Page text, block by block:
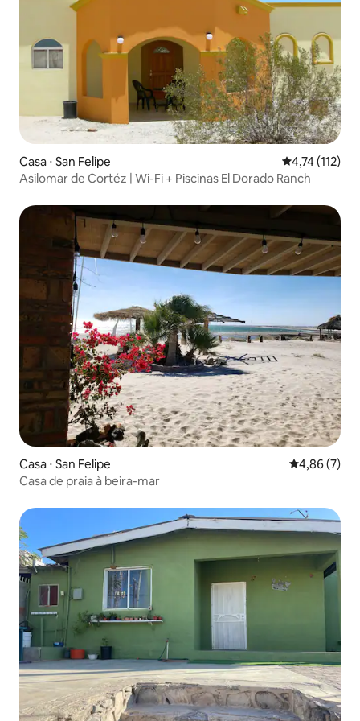
Casa ⋅ San Felipe 4,74 de uma
4,74 (112)
Asilomar de Cortéz | Wi-Fi + Piscinas El Dorado Ranch
Casa ⋅ San Felipe 4,86 de uma
4,86 (7)
Casa de praia à beira-mar